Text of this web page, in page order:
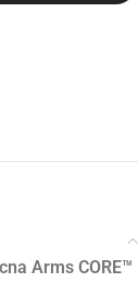
Arms CORE™